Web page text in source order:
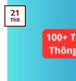
21
Th9